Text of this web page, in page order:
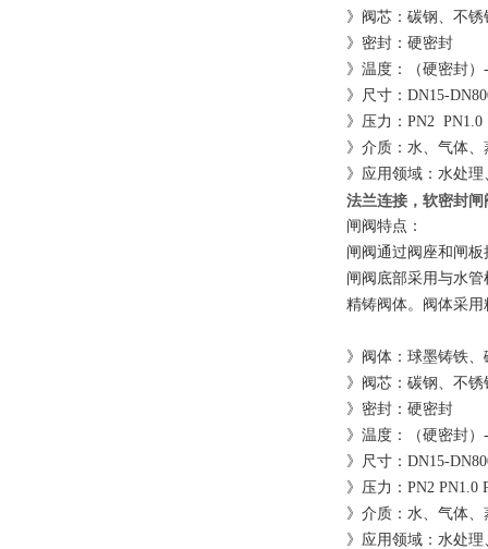
》阀芯：碳钢、不锈
》密封：硬密封
》温度：（硬密封
》尺寸：DN15-
》压力：PN2
》介质：水、气体
》应用领域：水处
法兰连接，软密封闸
闸阀特点：
闸阀通过阀座和闸
闸阀底部采用与水
精铸阀体。阀体采
》阀体：球墨铸铁、
》阀芯：碳钢、不锈
》密封：硬密封
》温度：（硬密封
》尺寸：DN15-
》压力：PN2 PN1.0
》介质：水、气体
》应用领域：水处